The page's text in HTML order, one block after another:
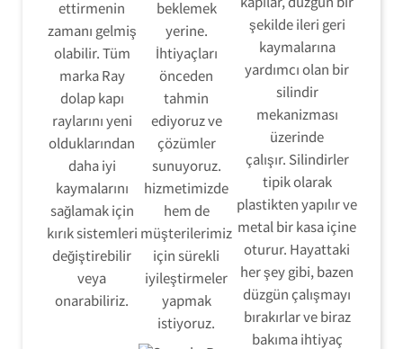
ettirmenin
zamanı gelmiş
olabilir. Tüm
marka Ray
dolap kapı
raylarını yeni
olduklarından
daha iyi
kaymalarını
sağlamak için
kırık sistemleri
değiştirebilir
veya
onarabiliriz.
beklemek
yerine.
İhtiyaçları
önceden
tahmin
ediyoruz ve
çözümler
sunuyoruz.
hizmetimizde
hem de
müşterilerimiz
için sürekli
iyileştirmeler
yapmak
istiyoruz.
şekilde ileri geri
kaymalarına
yardımcı olan bir
silindir
mekanizması
üzerinde
çalışır. Silindirler
tipik olarak
plastikten yapılır ve
metal bir kasa içine
oturur. Hayattaki
her şey gibi, bazen
düzgün çalışmayı
bırakırlar ve biraz
bakıma ihtiyaç